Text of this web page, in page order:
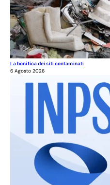
La bonifica dei siti contaminati
6 Agosto 2026